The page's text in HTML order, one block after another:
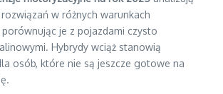
w różnych warunkach
je z pojazdami czysto
Hybrydy wciąż stanowią
osób, które nie są jeszcze gotowe na